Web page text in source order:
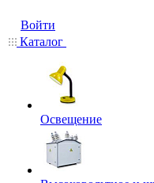
Войти
Каталог
Освещение